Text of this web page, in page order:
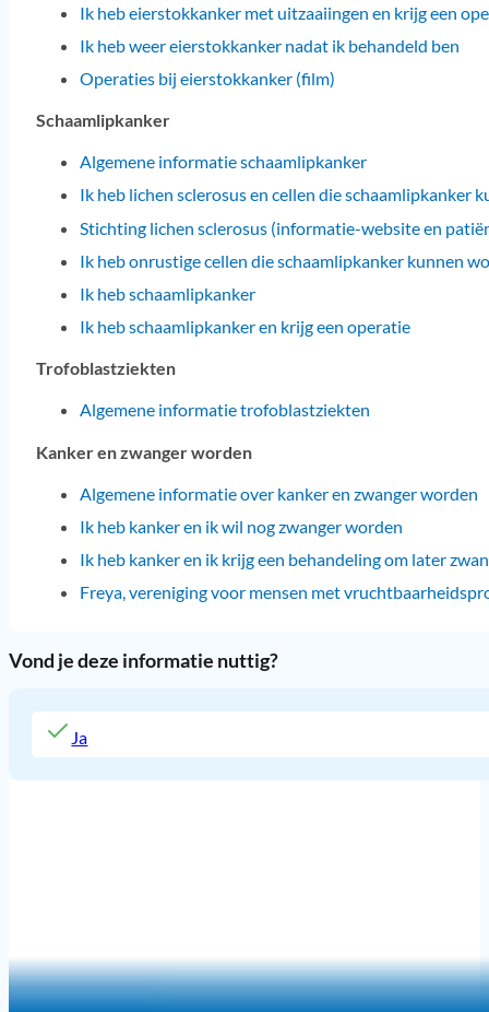
Ik heb eierstokkanker met uitzaaiingen en krijg een
Ik heb weer eierstokkanker nadat ik behandeld ben
Operaties bij eierstokkanker (film)
Schaamlipkanker
Algemene informatie schaamlipkanker
Ik heb lichen sclerosus en cellen die schaamlipkanker
Stichting lichen sclerosus (informatie-website en
Ik heb onrustige cellen die schaamlipkanker kunnen
Ik heb schaamlipkanker
Ik heb schaamlipkanker en krijg een operatie
Trofoblastziekten
Algemene informatie trofoblastziekten
Kanker en zwanger worden
Algemene informatie over kanker en zwanger worden
Ik heb kanker en ik wil nog zwanger worden
Ik heb kanker en ik krijg een behandeling om later
Freya, vereniging voor mensen met
Vond je deze informatie nuttig?
Ja